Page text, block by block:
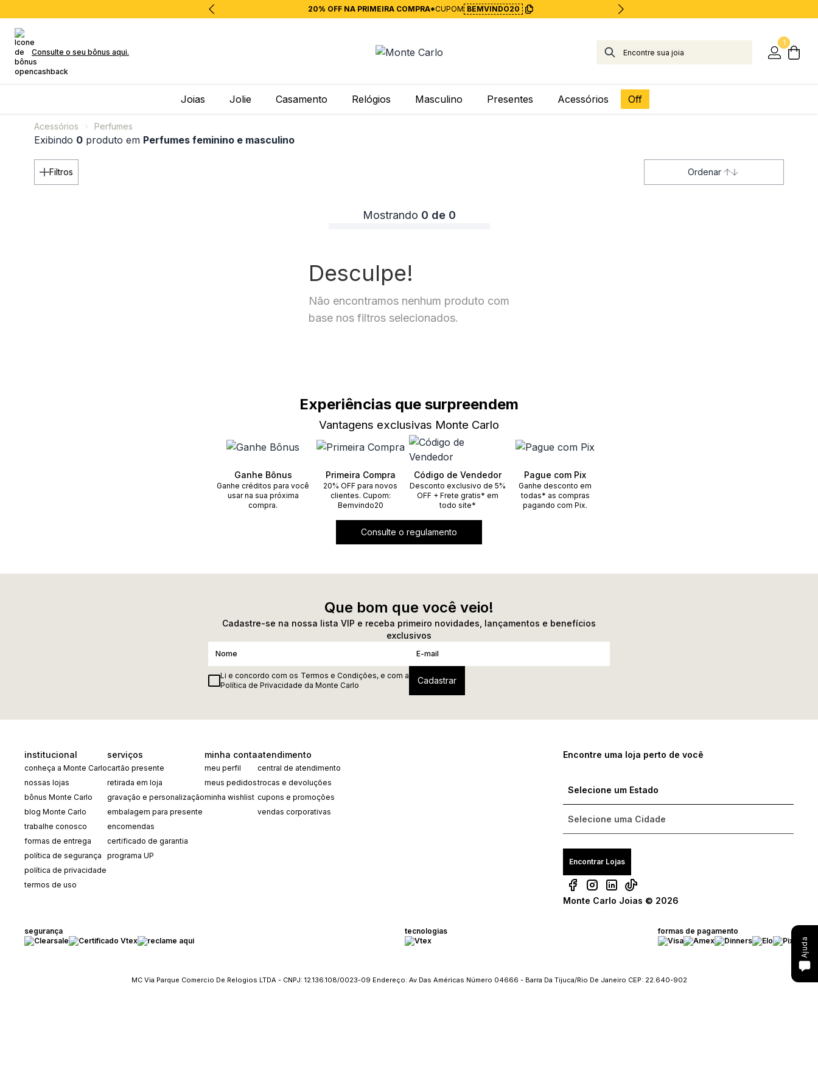
20% OFF NA PRIMEIRA COMPRA*CUPOM BEMVINDO20
Consulte o seu bônus aqui.
1
Joias Jolie Casamento Relógios Masculino Presentes Acessórios Off
Acessórios Perfumes
Exibindo 0 produto em Perfumes feminino e masculino
Filtros Ordenar
Mostrando 0 de 0
Desculpe!
Não encontramos nenhum produto com
base nos filtros selecionados.
Experiências que surpreendem
Vantagens exclusivas Monte Carlo
Ganhe Bônus
Ganhe créditos para você
usar na sua próxima
compra.
Primeira Compra
20% OFF para novos
clientes. Cupom:
Bemvindo20
Código de Vendedor
Desconto exclusivo de 5%
OFF + Frete gratis* em
todo site*
Pague com Pix
Ganhe desconto em
todas* as compras
pagando com Pix.
Consulte o regulamento
Que bom que você veio!
Cadastre-se na nossa lista VIP e receba primeiro novidades, lançamentos e benefícios
exclusivos
Li e concordo com os Termos e Condições, e com a
Política de Privacidade da Monte Carlo
institucional
conheça a Monte Carlo
nossas lojas
bônus Monte Carlo
blog Monte Carlo
trabalhe conosco
formas de entrega
política de segurança
política de privacidade
termos de uso
serviços
cartão presente
retirada em loja
gravação e personalização
embalagem para presente
encomendas
certificado de garantia
programa UP
minha conta
meu perfil
meus pedidos
minha wishlist
atendimento
central de atendimento
trocas e devoluções
cupons e promoções
vendas corporativas
Encontre uma loja perto de você
Encontrar Lojas
Monte Carlo Joias © 2026
segurança tecnologias formas de pagamento
MC Via Parque Comercio De Relogios LTDA - CNPJ: 12.136.108/0023-09 Endereço: Av Das Américas Número 04666 - Barra Da Tijuca/Rio De Janeiro CEP: 22.640-902
Ajuda